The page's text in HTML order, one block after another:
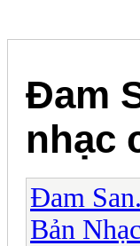
Đam
nhạc
Đam
Bản